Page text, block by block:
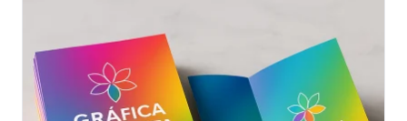
variantes.
As
opções
podem